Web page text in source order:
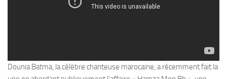
Dounia Batma, la célèbre chanteuse marocaine, a récemment fait la